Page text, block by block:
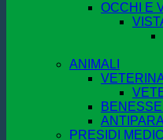
OCCHI E
ANIMALI
PRESIDI